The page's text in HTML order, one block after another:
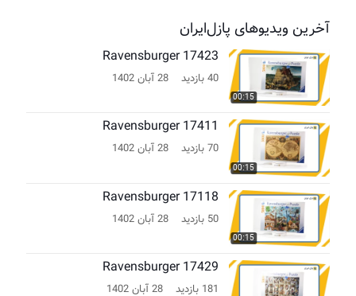
آخرین ویدیوهای پازل‌ایران
00:15
Ravensburger 17423
40 بازدید 28 آبان 1402
00:15
Ravensburger 17411
70 بازدید 28 آبان 1402
00:15
Ravensburger 17118
50 بازدید 28 آبان 1402
Ravensburger 17429
181 بازدید 28 آبان 1402